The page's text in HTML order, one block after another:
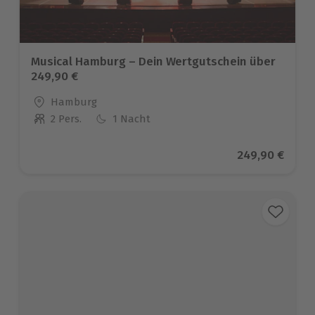
Musical Hamburg – Dein Wertgutschein über
249,90 €
Standort
Hamburg
Anzahl der Teilnehmer
2 Pers. 1 Nacht
Aktueller
249,90 €